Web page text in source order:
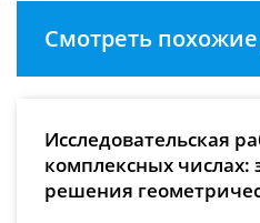
Смотреть
Исследовательская
комплексных
решения